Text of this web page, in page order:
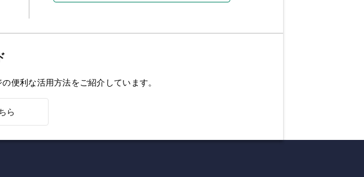
便利な活用方法をご紹介しています。
ら